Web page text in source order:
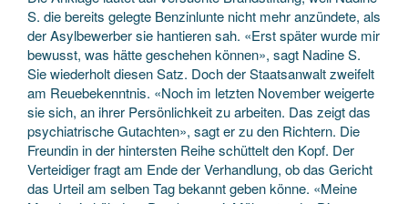
S. die bereits gelegte Benzinlunte nicht mehr anzündete, als
der Asylbewerber sie hantieren sah. «Erst später wurde mir
bewusst, was hätte geschehen können», sagt Nadine S.
Sie wiederholt diesen Satz. Doch der Staatsanwalt zweifelt
am Reuebekenntnis. «Noch im letzten November weigerte
sie sich, an ihrer Persönlichkeit zu arbeiten. Das zeigt das
psychiatrische Gutachten», sagt er zu den Richtern. Die
Freundin in der hintersten Reihe schüttelt den Kopf. Der
Verteidiger fragt am Ende der Verhandlung, ob das Gericht
das Urteil am selben Tag bekannt geben könne. «Meine